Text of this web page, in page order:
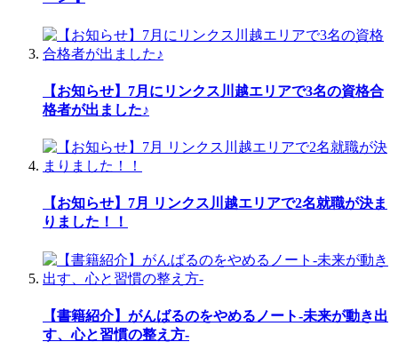
【お知らせ】7月にリンクス川越エリアで3名の資格合
格者が出ました♪
【お知らせ】7月 リンクス川越エリアで2名就職が決ま
りました！！
【書籍紹介】がんばるのをやめるノート-未来が動き出
す、心と習慣の整え方-